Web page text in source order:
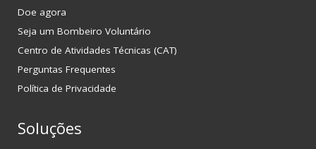
Doe agora
Seja um Bombeiro Voluntário
Centro de Atividades Técnicas (CAT)
Perguntas Frequentes
Política de Privacidade
Soluções